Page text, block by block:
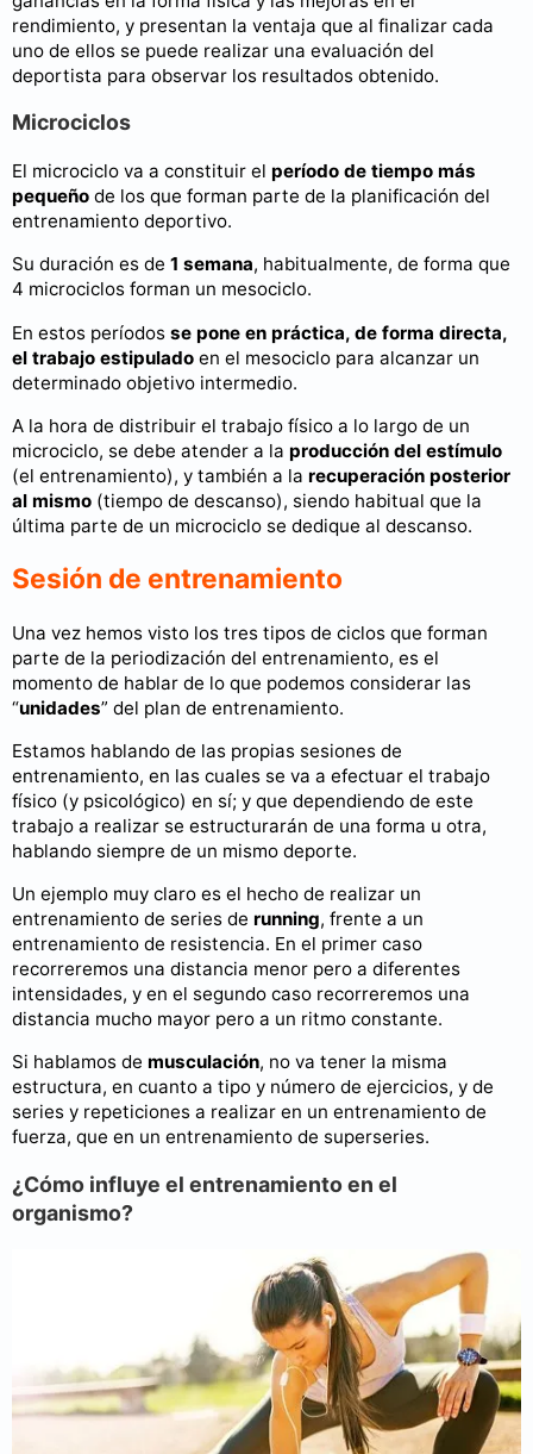
rendimiento, y presentan la ventaja que al finalizar cada
uno de ellos se puede realizar una evaluación del
deportista para observar los resultados obtenido.
Microciclos
El microciclo va a constituir el período de tiempo más
pequeño de los que forman parte de la planificación del
entrenamiento deportivo.
Su duración es de 1 semana, habitualmente, de forma que
4 microciclos forman un mesociclo.
En estos períodos se pone en práctica, de forma directa,
el trabajo estipulado en el mesociclo para alcanzar un
determinado objetivo intermedio.
A la hora de distribuir el trabajo físico a lo largo de un
microciclo, se debe atender a la producción del estímulo
(el entrenamiento), y también a la recuperación posterior
al mismo (tiempo de descanso), siendo habitual que la
última parte de un microciclo se dedique al descanso.
Sesión de entrenamiento
Una vez hemos visto los tres tipos de ciclos que forman
parte de la periodización del entrenamiento, es el
momento de hablar de lo que podemos considerar las
“unidades” del plan de entrenamiento.
Estamos hablando de las propias sesiones de
entrenamiento, en las cuales se va a efectuar el trabajo
físico (y psicológico) en sí; y que dependiendo de este
trabajo a realizar se estructurarán de una forma u otra,
hablando siempre de un mismo deporte.
Un ejemplo muy claro es el hecho de realizar un
entrenamiento de series de running, frente a un
entrenamiento de resistencia. En el primer caso
recorreremos una distancia menor pero a diferentes
intensidades, y en el segundo caso recorreremos una
distancia mucho mayor pero a un ritmo constante.
Si hablamos de musculación, no va tener la misma
estructura, en cuanto a tipo y número de ejercicios, y de
series y repeticiones a realizar en un entrenamiento de
fuerza, que en un entrenamiento de superseries.
¿Cómo influye el entrenamiento en el
organismo?